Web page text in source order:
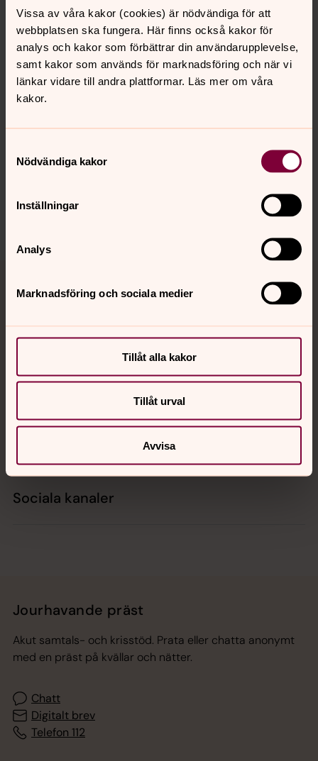
Vissa av våra kakor (cookies) är nödvändiga för att
webbplatsen ska fungera. Här finns också kakor för
analys och kakor som förbättrar din användarupplevelse,
samt kakor som används för marknadsföring och när vi
länkar vidare till andra plattformar. Läs mer om våra
kakor.
Nödvändiga kakor
Inställningar
Analys
Marknadsföring och sociala medier
Tillåt alla kakor
Tillåt urval
Avvisa
Samuel Charles William Larsson. Kulturhistoriskt
värdefull.
(Info från Ekeby församlings inventering av
Synpunkter eller frågor på sidans
Kontakt
Sociala kanaler
Jourhavande präst
Akut samtals- och krisstöd. Prata eller chatta anonymt
med en präst på kvällar och nätter.
Chatt
Digitalt brev
Telefon 112